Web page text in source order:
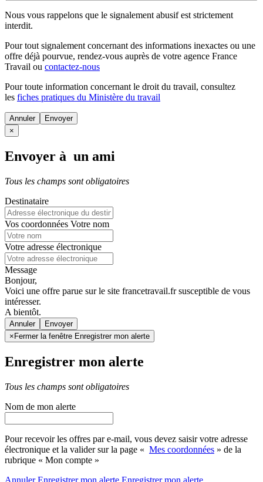
Nous vous rappelons que le signalement abusif est strictement
interdit.
Pour tout signalement concernant des informations inexactes ou une
offre déjà pourvue, rendez-vous auprès de votre agence France
Travail ou contactez-nous
Pour toute information concernant le droit du travail, consultez
les fiches pratiques du Ministère du travail
Annuler
×
Envoyer à un ami
Tous les champs sont obligatoires
Destinataire
Vos coordonnées Votre nom
Votre adresse électronique
Message
Bonjour,
Voici une offre parue sur le site francetravail.fr susceptible de vous
intéresser.
A bientôt.
Annuler
× Fermer la fenêtre Enregistrer mon alerte
Enregistrer mon alerte
Tous les champs sont obligatoires
Nom de mon alerte
Pour recevoir les offres par e-mail, vous devez saisir votre adresse
électronique et la valider sur la page « Mes coordonnées » de la
rubrique « Mon compte »
AnnulerEnregistrer mon alerte Enregistrermon alerte